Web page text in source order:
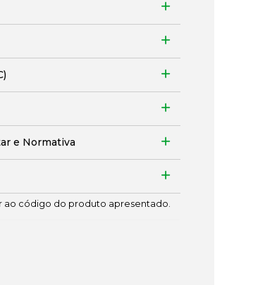
e Normativa
código do produto apresentado.